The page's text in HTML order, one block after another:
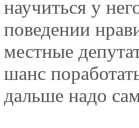
научиться у
поведении
местные
шанс
дальше надо